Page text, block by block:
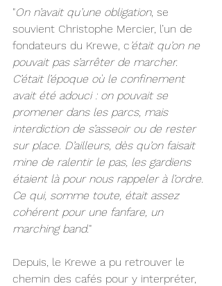
"On n’avait qu’une obligation, se
souvient Christophe Mercier, l’un de
fondateurs du Krewe, c ’était qu’on ne
pouvait pas s’arrêter de marcher.
C’était l’époque où le confinement
avait été adouci : on pouvait se
promener dans les parcs, mais
interdiction de s’asseoir ou de rester
sur place. D’ailleurs, dès qu’on faisait
mine de ralentir le pas, les gardiens
étaient là pour nous rappeler à l’ordre.
Ce qui, somme toute, était assez
cohérent pour une fanfare, un
marching band."
Depuis, le Krewe a pu retrouver le
chemin des cafés pour y interpréter,